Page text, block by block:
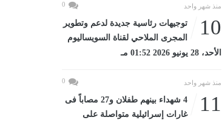
منذ شهر واحد 0
10
توجيهات رئاسية جديدة لدعم وتطوير
المجرى الملاحي لقناة السويساليوم
الأحد، 28 يونيو 2026 01:52 مـ
منذ شهر واحد 0
11
4 شهداء بينهم طفلان و27 مصاباً فى
غارات إسرائيلية متواصلة على